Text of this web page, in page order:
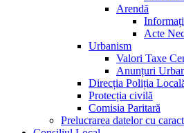
Arendă
Acte
Urbanism
Valori Taxe
Anunțuri
Direcția Poliția
Protecția civilă
Comisia Paritară
Prelucrarea datelor cu